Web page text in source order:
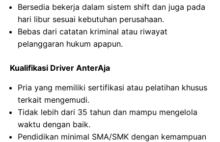
Bersedia bekerja dalam sistem shift dan juga pada
hari libur sesuai kebutuhan perusahaan.
Bebas dari catatan kriminal atau riwayat
pelanggaran hukum apapun.
Kualifikasi Driver AnterAja
Pria yang memiliki sertifikasi atau pelatihan khusus
terkait mengemudi.
Tidak lebih dari 35 tahun dan mampu mengelola
waktu dengan baik.
Pendidikan minimal SMA/SMK dengan kemampuan